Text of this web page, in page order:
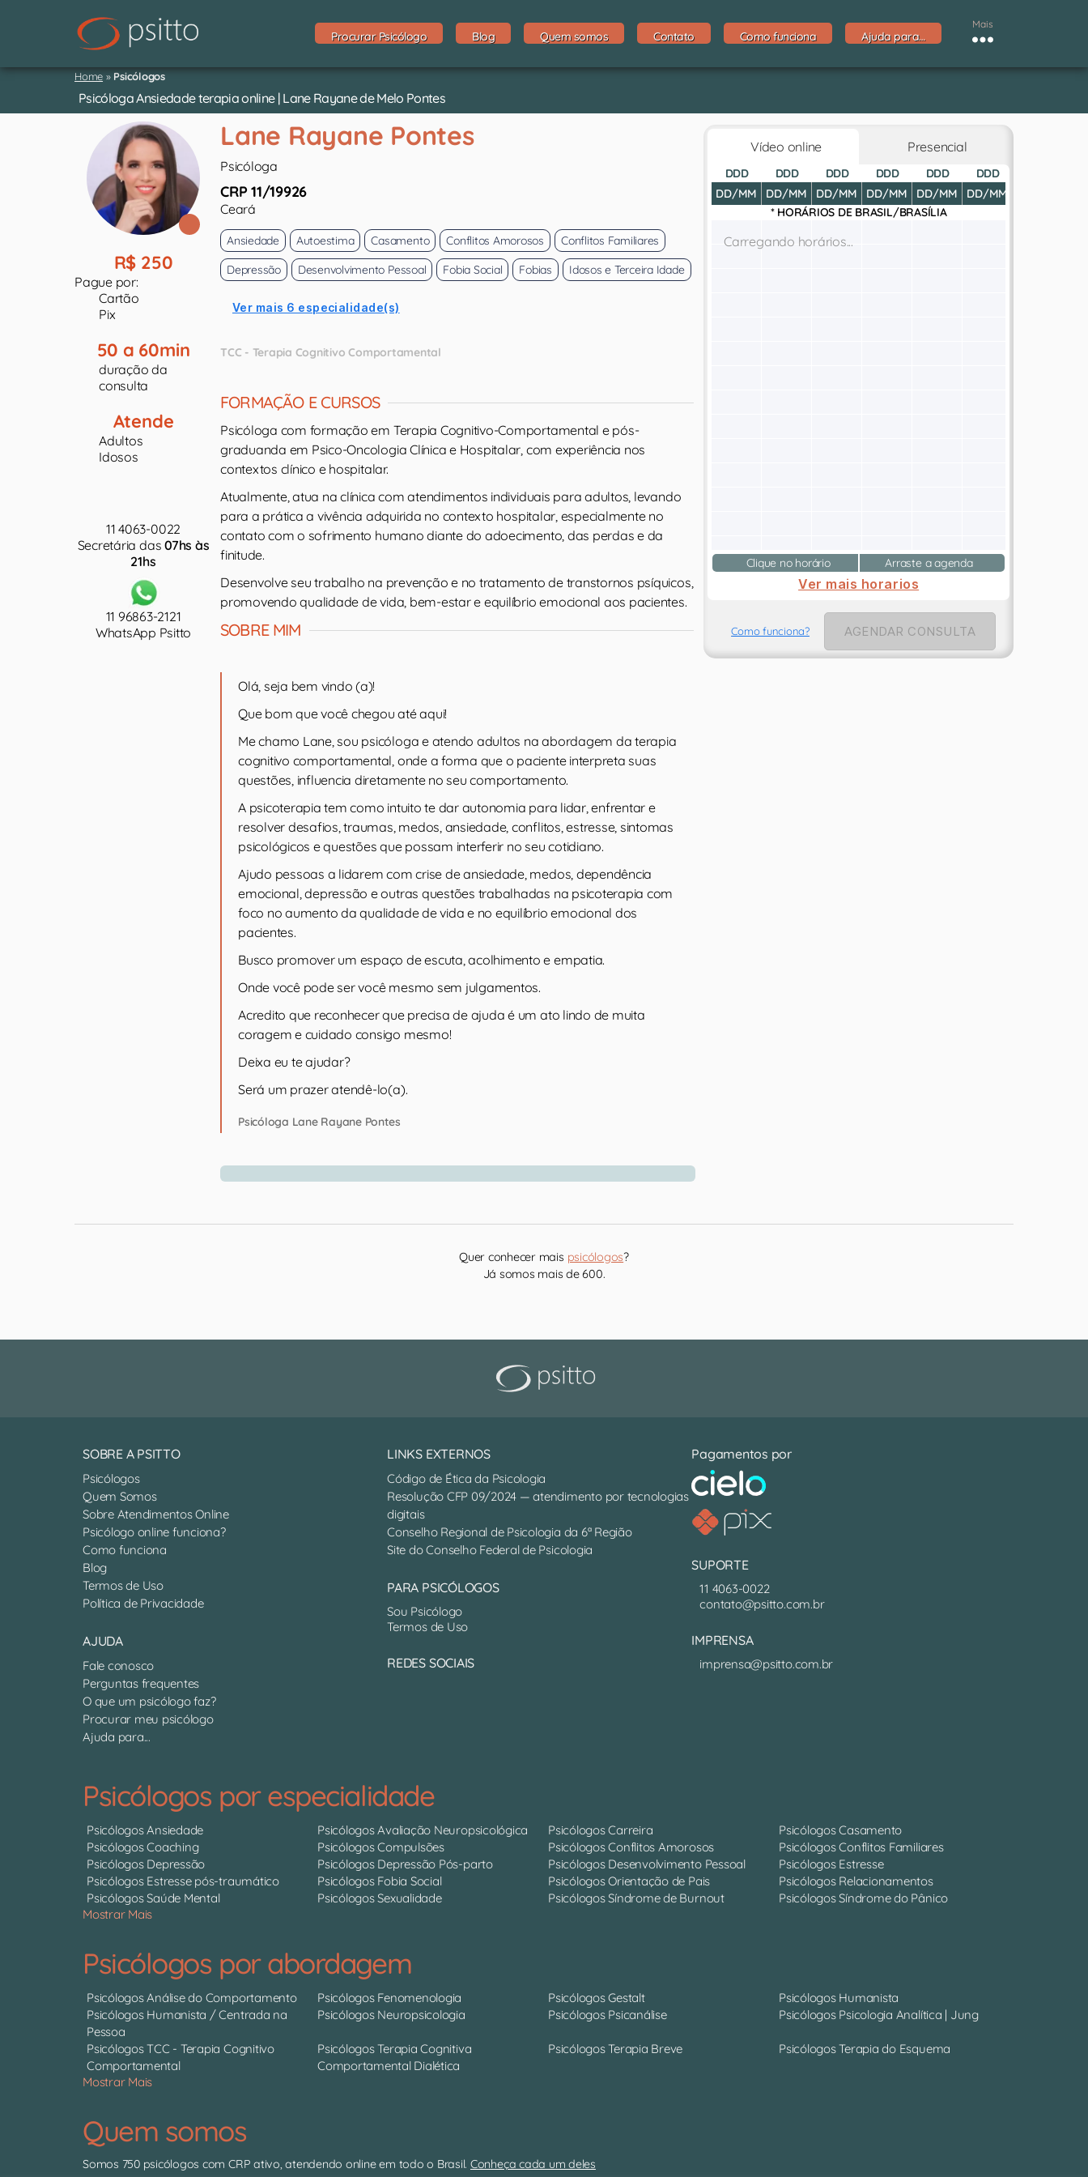
Procurar Psicólogo Blog Quem somos Contato Como funciona Ajuda para…
Mais
Home » Psicólogos
Psicóloga Ansiedade terapia online | Lane Rayane de Melo Pontes
R$ 250
Pague por:
Cartão
Pix
50 a 60min
duração da
consulta
Atende
Adultos
Idosos
11 4063-0022
Secretária das07hs às
21hs
11 96863-2121
WhatsApp Psitto
Lane Rayane Pontes
Psicóloga
CRP 11/19926
Ceará
Ansiedade Autoestima Casamento Conflitos Amorosos
Conflitos Familiares
Depressão
Desenvolvimento Pessoal Fobia Social Fobias Idosos e Terceira Idade
Ver mais 6 especialidade(s)
TCC - Terapia Cognitivo Comportamental
FORMAÇÃO E CURSOS
Psicóloga com formação em Terapia Cognitivo-Comportamental e pós-
graduanda em Psico-Oncologia Clínica e Hospitalar, com experiência nos
contextos clínico e hospitalar.
Atualmente, atua na clínica com atendimentos individuais para adultos, levando
para a prática a vivência adquirida no contexto hospitalar, especialmente no
contato com o sofrimento humano diante do adoecimento, das perdas e da
finitude.
Desenvolve seu trabalho na prevenção e no tratamento de transtornos psíquicos,
promovendo qualidade de vida, bem-estar e equilíbrio emocional aos pacientes.
SOBRE MIM
Olá, seja bem vindo (a)!
Que bom que você chegou até aqui!
Me chamo Lane, sou psicóloga e atendo adultos na abordagem da terapia
cognitivo comportamental, onde a forma que o paciente interpreta suas
questões, influencia diretamente no seu comportamento.
A psicoterapia tem como intuito te dar autonomia para lidar, enfrentar e
resolver desafios, traumas, medos, ansiedade, conflitos, estresse, sintomas
psicológicos e questões que possam interferir no seu cotidiano.
Ajudo pessoas a lidarem com crise de ansiedade, medos, dependência
emocional, depressão e outras questões trabalhadas na psicoterapia com
foco no aumento da qualidade de vida e no equilíbrio emocional dos
pacientes.
Busco promover um espaço de escuta, acolhimento e empatia.
Onde você pode ser você mesmo sem julgamentos.
Acredito que reconhecer que precisa de ajuda é um ato lindo de muita
coragem e cuidado consigo mesmo!
Deixa eu te ajudar?
Será um prazer atendê-lo(a).
Psicóloga Lane Rayane Pontes
Vídeo online Presencial
DDD
DD/MM
DDD
DD/MM
DDD
DD/MM
DDD
DD/MM
DDD
DD/MM
DDD
DD/MM
* HORÁRIOS DE BRASIL/BRASÍLIA
Carregando horários...
Clique no horário Arraste a agenda
Ver mais horarios
Como funciona? AGENDAR CONSULTA
Quer conhecer mais psicólogos?
Já somos mais de 600.
SOBRE A PSITTO
Psicólogos
Quem Somos
Sobre Atendimentos Online
Psicólogo online funciona?
Como funciona
Blog
Termos de Uso
Política de Privacidade
AJUDA
Fale conosco
Perguntas frequentes
O que um psicólogo faz?
Procurar meu psicólogo
Ajuda para...
LINKS EXTERNOS
Código de Ética da Psicologia
Resolução CFP 09/2024 — atendimento por tecnologias
digitais
Conselho Regional de Psicologia da 6ª Região
Site do Conselho Federal de Psicologia
PARA PSICÓLOGOS
Sou Psicólogo
Termos de Uso
REDES SOCIAIS
Pagamentos por
SUPORTE
11 4063-0022
contato@psitto.com.br
IMPRENSA
imprensa@psitto.com.br
Psicólogos por especialidade
Psicólogos Ansiedade Psicólogos Avaliação Neuropsicológica Psicólogos Carreira
Psicólogos Casamento
Psicólogos Coaching
Psicólogos Compulsões Psicólogos Conflitos Amorosos
Psicólogos Conflitos Familiares
Psicólogos Depressão
Psicólogos Depressão Pós-parto Psicólogos Desenvolvimento Pessoal
Psicólogos Estresse
Psicólogos Estresse pós-traumático
Psicólogos Fobia Social Psicólogos Orientação de Pais
Psicólogos Relacionamentos
Psicólogos Saúde Mental
Psicólogos Sexualidade Psicólogos Síndrome de Burnout
Psicólogos Síndrome do Pânico
Mostrar Mais
Psicólogos por abordagem
Psicólogos Análise do Comportamento Psicólogos Fenomenologia Psicólogos Gestalt
Psicólogos Humanista
Psicólogos Humanista / Centrada na
Pessoa
Psicólogos Neuropsicologia Psicólogos Psicanálise Psicólogos Psicologia Analítica | Jung
Psicólogos TCC - Terapia Cognitivo
Comportamental
Psicólogos Terapia Cognitiva
Comportamental Dialética
Psicólogos Terapia Breve Psicólogos Terapia do Esquema
Mostrar Mais
Quem somos
Somos 750 psicólogos com CRP ativo, atendendo online em todo o Brasil. Conheça cada um deles